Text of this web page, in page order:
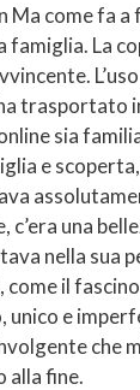
Ma come fa
La
trasportato
sia
e
una
nella sua
il
e
che
alla fine.